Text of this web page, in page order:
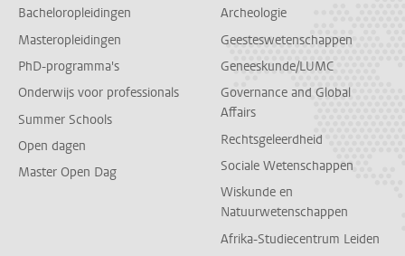
Bacheloropleidingen
Masteropleidingen
PhD-programma's
Onderwijs voor professionals
Summer Schools
Open dagen
Master Open Dag
Archeologie
Geesteswetenschappen
Geneeskunde/LUMC
Governance and Global
Affairs
Rechtsgeleerdheid
Sociale Wetenschappen
Wiskunde en
Natuurwetenschappen
Afrika-Studiecentrum Leiden